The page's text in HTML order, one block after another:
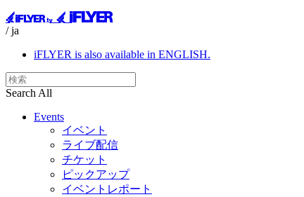
/ ja
iFLYER is also available in ENGLISH.
Search All
Events
イベント
ライブ配信
チケット
ピックアップ
イベントレポート